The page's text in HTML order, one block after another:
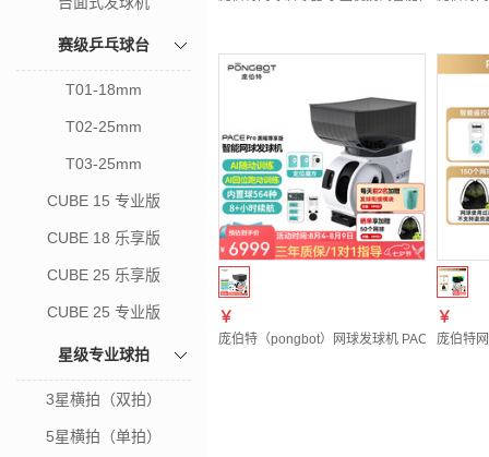
赛级乒乓球台
T01-18mm
T02-25mm
T03-25mm
CUBE 15 专业版
CUBE 18 乐享版
CUBE 25 乐享版
CUBE 25 专业版
星级专业球拍
3星横拍（双拍）
5星横拍（单拍）
￥
庞伯特（pongbot）网球发球机 PACE PRO便
￥
庞伯特